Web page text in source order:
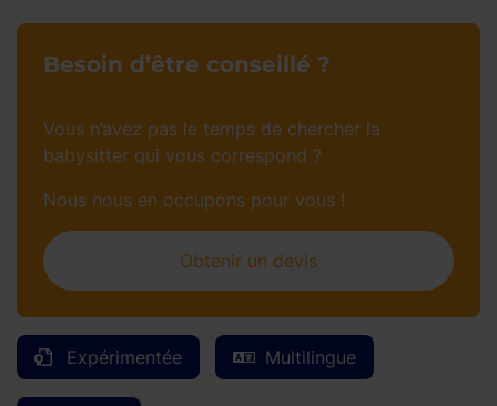
Expérimentée Multilingue
Besoin d’être conseillé ?
Vous n’avez pas le temps de chercher la
babysitter qui vous correspond ?
Nous nous en occupons pour vous !
Obtenir un devis